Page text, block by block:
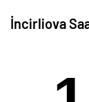
İncirliova